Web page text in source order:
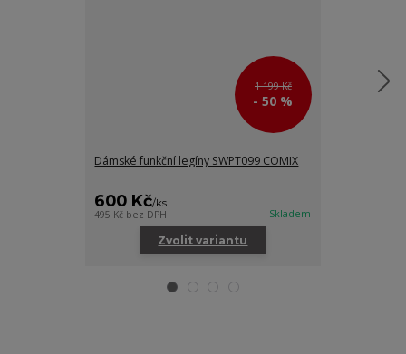
1 199 Kč
- 50 %
Dámské funkční legíny SWPT099 COMIX
600 Kč/ks
495 Kč bez DPH Skladem
Zvolit variantu